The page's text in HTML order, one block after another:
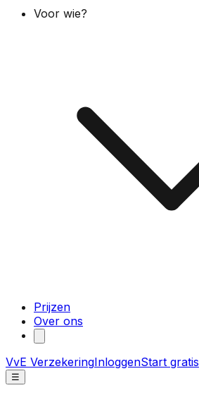
Voor wie?
Prijzen
Over ons
VvE VerzekeringInloggenStart gratis
☰